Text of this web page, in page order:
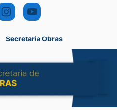
Secretaria Obras